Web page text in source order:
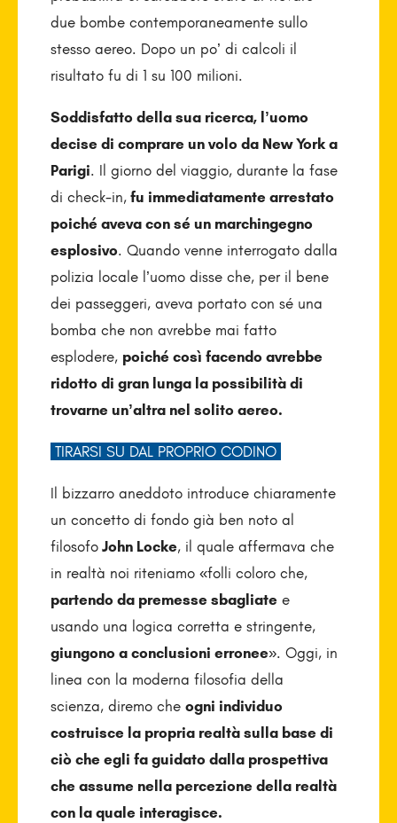
due bombe contemporaneamente sullo
stesso aereo. Dopo un po’ di calcoli il
risultato fu di 1 su 100 milioni.
Soddisfatto della sua ricerca, l’uomo
decise di comprare un volo da New York a
Parigi. Il giorno del viaggio, durante la fase
di check-in,fu immediatamente arrestato
poiché aveva con sé un marchingegno
esplosivo. Quando venne interrogato dalla
polizia locale l’uomo disse che, per il bene
dei passeggeri, aveva portato con sé una
bomba che non avrebbe mai fatto
esplodere, poiché così facendo avrebbe
ridotto di gran lunga la possibilità di
trovarne un’altra nel solito aereo.
TIRARSI SU DAL PROPRIO CODINO
Il bizzarro aneddoto introduce chiaramente
un concetto di fondo già ben noto al
filosofoJohn Locke, il quale affermava che
in realtà noi riteniamo «folli coloro che,
partendo da premesse sbagliate e
usando una logica corretta e stringente,
giungono a conclusioni erronee». Oggi, in
linea con la moderna filosofia della
scienza, diremo che ogni individuo
costruisce la propria realtà sulla base di
ciò che egli fa guidato dalla prospettiva
che assume nella percezione della realtà
con la quale interagisce.